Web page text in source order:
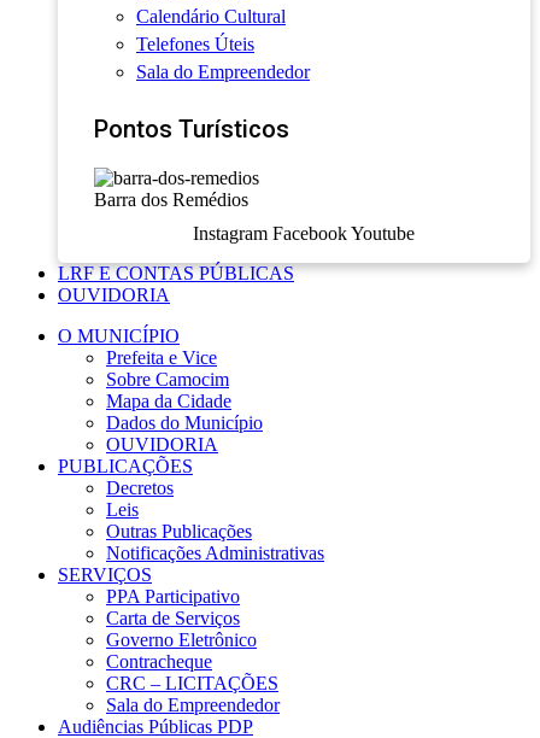
Calendário Cultural
Telefones Úteis
Sala do Empreendedor
Pontos Turísticos
Barra dos Remédios
Instagram Facebook Youtube
LRF E CONTAS PÚBLICAS
OUVIDORIA
O MUNICÍPIO
Prefeita e Vice
Sobre Camocim
Mapa da Cidade
Dados do Município
OUVIDORIA
PUBLICAÇÕES
Decretos
Leis
Outras Publicações
Notificações Administrativas
SERVIÇOS
PPA Participativo
Carta de Serviços
Governo Eletrônico
Contracheque
CRC – LICITAÇÕES
Sala do Empreendedor
Audiências Públicas PDP